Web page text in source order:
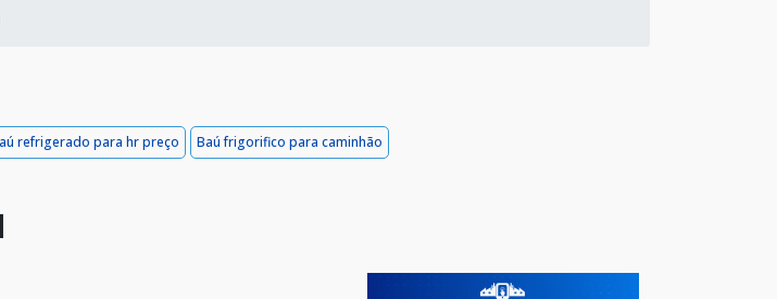
refrigerado para hr preço Baú frigorifico para caminhão